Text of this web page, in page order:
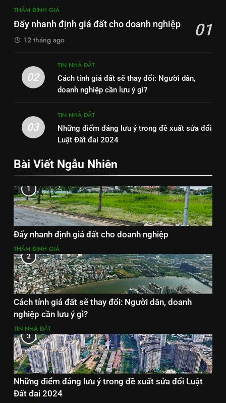
THẨM ĐỊNH GIÁ
Đẩy nhanh định giá đất cho doanh nghiệp 01
12 tháng ago
02
TIN NHÀ ĐẤT
Cách tính giá đất sẽ thay đổi: Người dân,
doanh nghiệp cần lưu ý gì?
03
TIN NHÀ ĐẤT
Những điểm đáng lưu ý trong đề xuất sửa đổi
Luật Đất đai 2024
Bài Viết Ngẫu Nhiên
1
Đẩy nhanh định giá đất cho doanh nghiệp
THẨM ĐỊNH GIÁ
2
Cách tính giá đất sẽ thay đổi: Người dân, doanh
nghiệp cần lưu ý gì?
TIN NHÀ ĐẤT
3
Những điểm đáng lưu ý trong đề xuất sửa đổi Luật
Đất đai 2024